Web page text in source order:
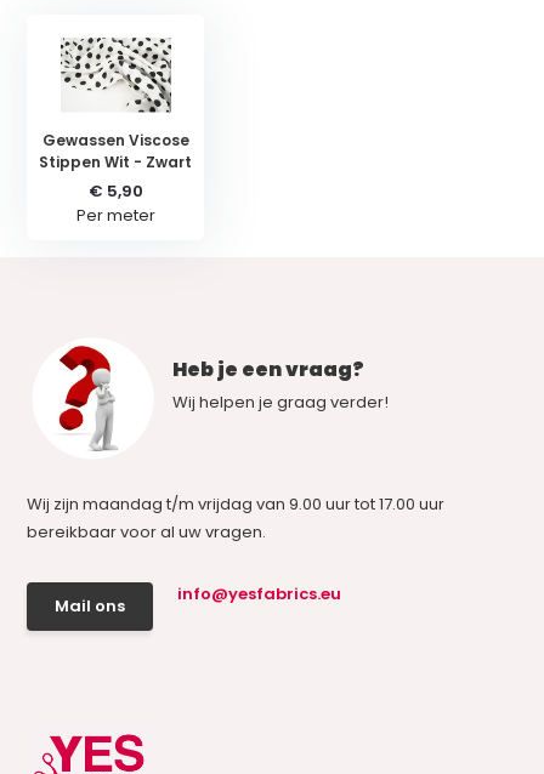
Gewassen Viscose
Stippen Wit - Zwart
€ 5,90
Per meter
Heb je een vraag?
Wij helpen je graag verder!
Wij zijn maandag t/m vrijdag van 9.00 uur tot 17.00 uur
bereikbaar voor al uw vragen.
Mail ons
info@yesfabrics.eu